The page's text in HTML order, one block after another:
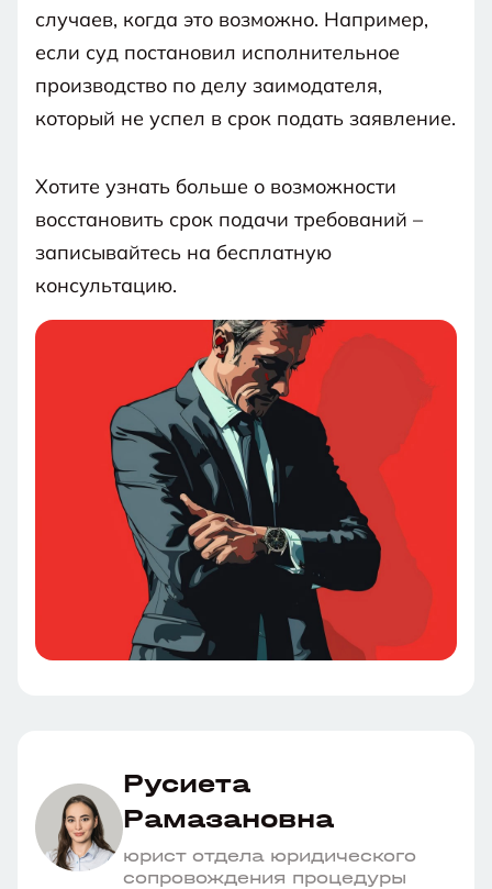
случаев, когда это возможно. Например,
если суд постановил исполнительное
производство по делу заимодателя,
который не успел в срок подать заявление.
Хотите узнать больше о возможности
восстановить срок подачи требований –
записывайтесь на бесплатную
консультацию.
Русиета
Рамазановна
юрист отдела юридического
сопровождения процедуры